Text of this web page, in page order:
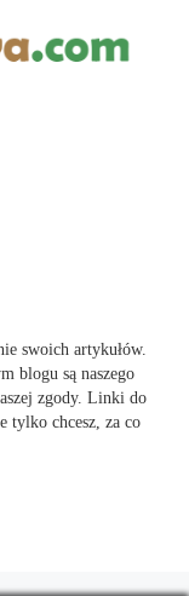
swoich artykułów.
blogu są naszego
zgody. Linki do
tylko chcesz, za co